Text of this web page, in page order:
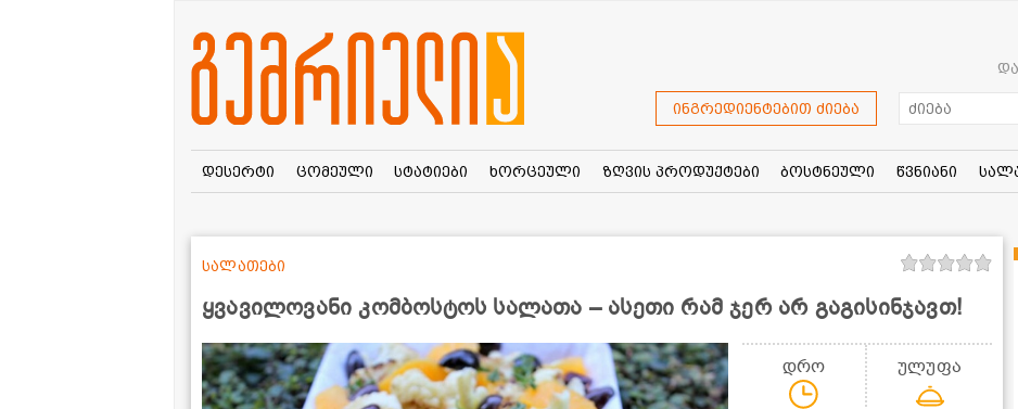
ინგრედიენტებით ძიება
დესერტი ცომეული სტატიები ხორცეული ზღვის პროდუქტები ბოსტნეული წვნიანი
ყვავილოვანი კომბოსტოს სალათა – ასეთი რამ ჯერ არ გაგისინჯავთ!
სალათები
დრო ულუფა